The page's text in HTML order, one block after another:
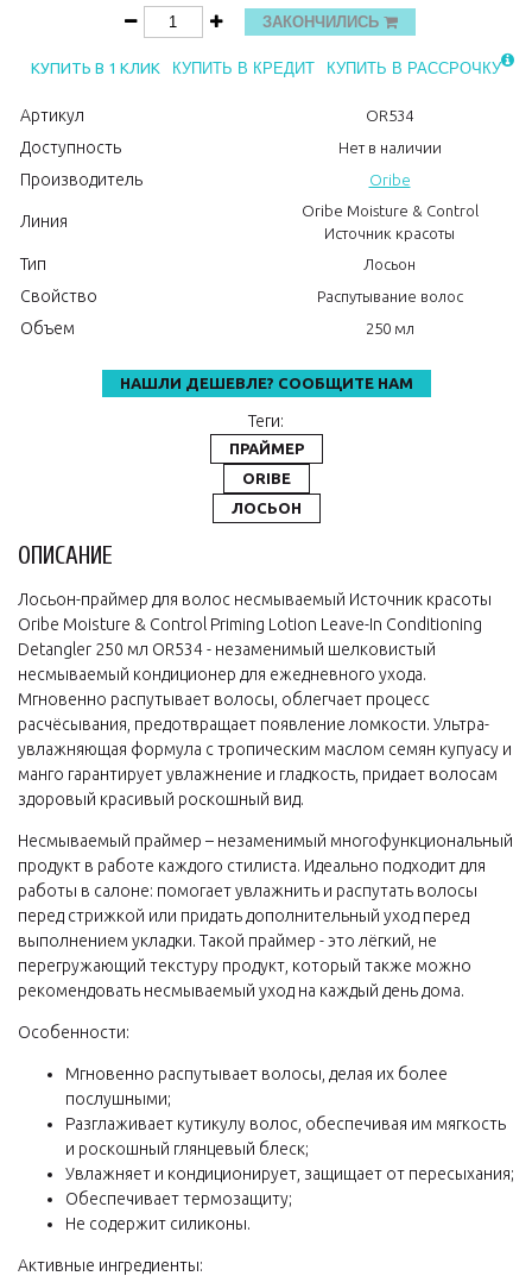
ЗАКОНЧИЛИСЬ
КУПИТЬ В 1 КЛИК КУПИТЬ В КРЕДИТ КУПИТЬ В РАССРОЧКУ
Артикул OR534
Доступность Нет в наличии
Производитель Oribe
Линия
Oribe Moisture & Control
Источник красоты
Тип Лосьон
Свойство Распутывание волос
Объем 250 мл
НАШЛИ ДЕШЕВЛЕ? СООБЩИТЕ НАМ
Теги:
ПРАЙМЕР
ORIBE
ЛОСЬОН
ОПИСАНИЕ
Лосьон-праймер для волос несмываемый Источник красоты
Oribe Moisture & Control Priming Lotion Leave-In Conditioning
Detangler 250 мл OR534 - незаменимый шелковистый
несмываемый кондиционер для ежедневного ухода.
Мгновенно распутывает волосы, облегчает процесс
расчёсывания, предотвращает появление ломкости. Ультра-
увлажняющая формула с тропическим маслом семян купуасу и
манго гарантирует увлажнение и гладкость, придает волосам
здоровый красивый роскошный вид.
Несмываемый праймер – незаменимый многофункциональный
продукт в работе каждого стилиста. Идеально подходит для
работы в салоне: помогает увлажнить и распутать волосы
перед стрижкой или придать дополнительный уход перед
выполнением укладки. Такой праймер - это лёгкий, не
перегружающий текстуру продукт, который также можно
рекомендовать несмываемый уход на каждый день дома.
Особенности:
Мгновенно распутывает волосы, делая их более
послушными;
Разглаживает кутикулу волос, обеспечивая им мягкость
и роскошный глянцевый блеск;
Увлажняет и кондиционирует, защищает от пересыхания;
Обеспечивает термозащиту;
Не содержит силиконы.
Активные ингредиенты: